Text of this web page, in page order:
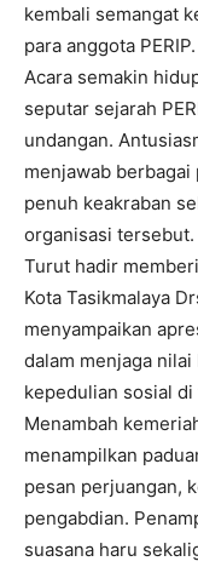
kembali semangat
para anggota PERIP.
Acara semakin
seputar sejarah
undangan.
menjawab berbagai
penuh keakraban
organisasi tersebut.
Turut hadir
Kota Tasikmalaya
menyampaikan
dalam menjaga
kepedulian sosial
Menambah
menampilkan
pesan perjuangan,
pengabdian.
suasana haru